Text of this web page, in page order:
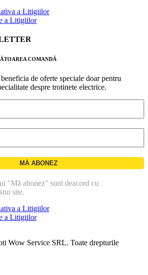
COMANDĂ
de oferte speciale doar pentru
despre trotinete electrice.
"Mă abonez" sunt deacord cu
site.
Wow Service SRL. Toate drepturile